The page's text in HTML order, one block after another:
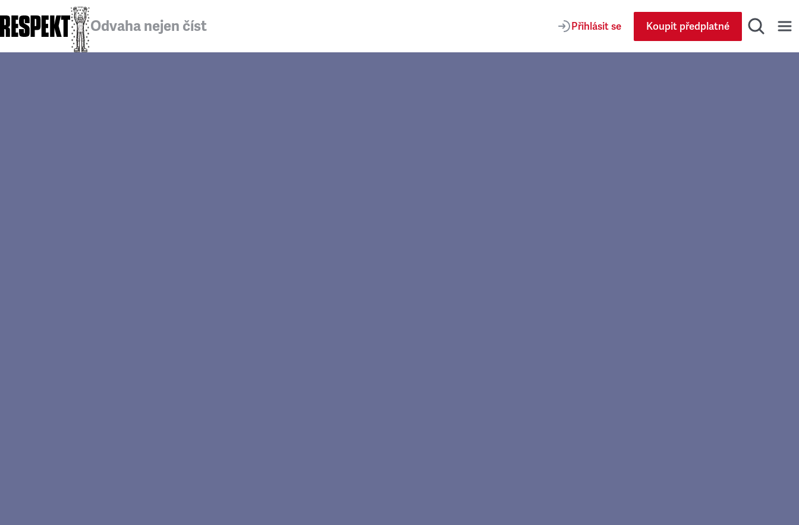
Odvaha nejen číst Přihlásit se Koupit předplatné